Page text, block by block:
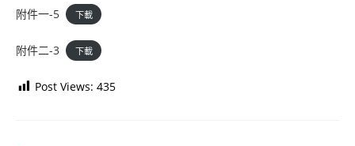
附件一-5 下載
附件二-3 下載
Post Views: 435